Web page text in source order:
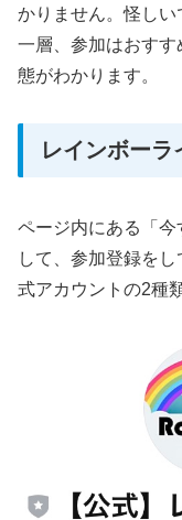
かりません。怪しい
一層、参加はおす
態がわかります。
レインボーラ
ページ内にある「
して、参加登録を
式アカウントの2種